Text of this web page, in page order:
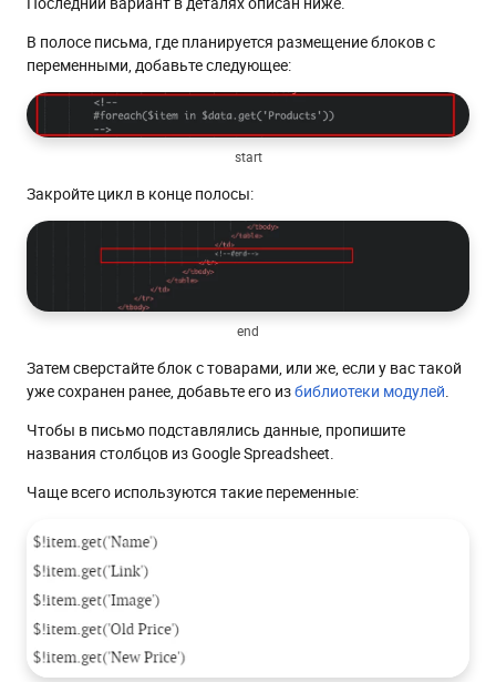
В полосе письма, где планируется размещение блоков с
переменными, добавьте следующее:
start
Закройте цикл в конце полосы:
end
Затем сверстайте блок с товарами, или же, если у вас такой
уже сохранен ранее, добавьте его избиблиотеки модулей
Чтобы в письмо подставлялись данные, пропишите
названия столбцов из Google Spreadsheet.
Чаще всего используются такие переменные: